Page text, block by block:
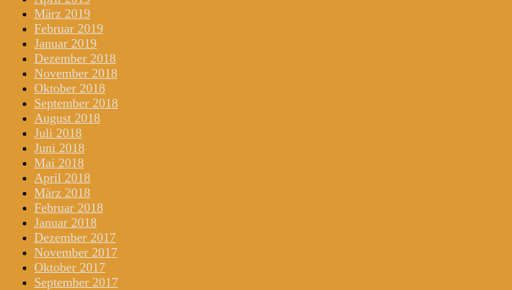
März 2019
Februar 2019
Januar 2019
Dezember 2018
November 2018
Oktober 2018
September 2018
August 2018
Juli 2018
Juni 2018
Mai 2018
April 2018
März 2018
Februar 2018
Januar 2018
Dezember 2017
November 2017
Oktober 2017
September 2017